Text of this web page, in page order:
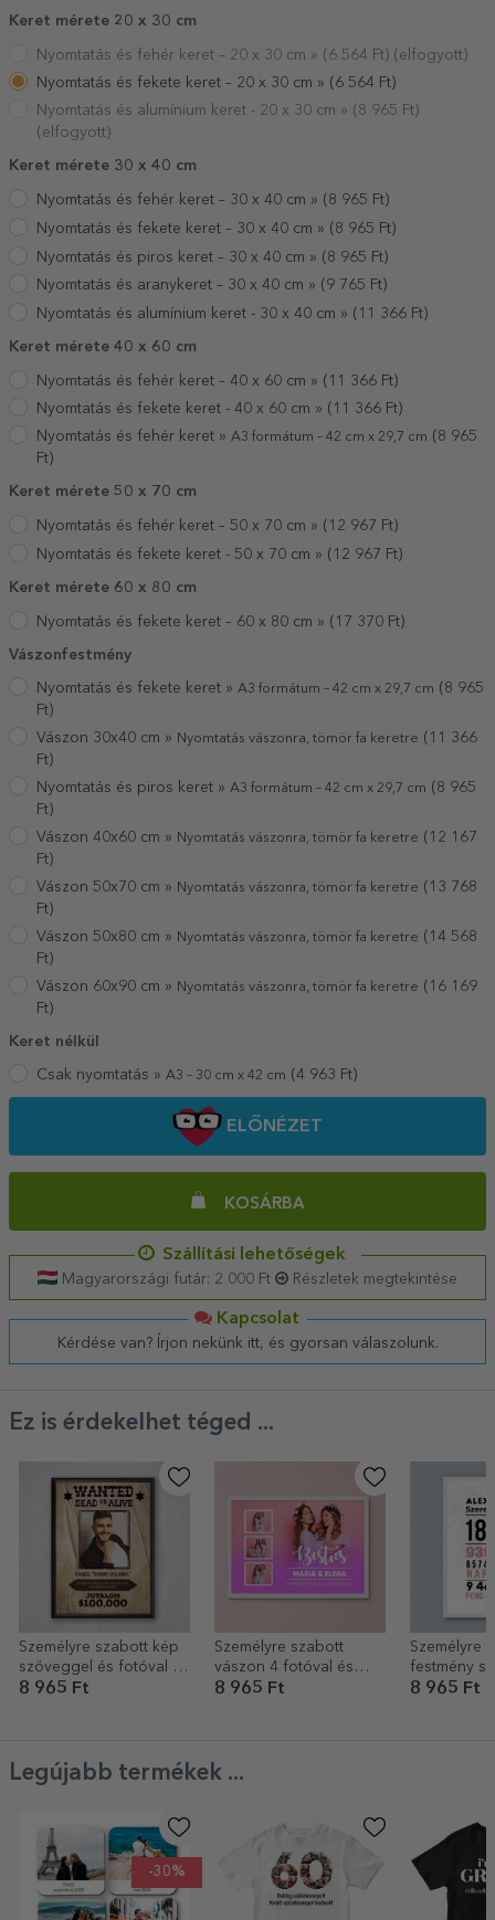
Keret mérete 20 x 30 cm
Nyomtatás és fehér keret – 20 x 30 cm » ( 6 564 Ft) (elfogyott)
Nyomtatás és fekete keret – 20 x 30 cm » ( 6 564 Ft)
Nyomtatás és alumínium keret - 20 x 30 cm » ( 8 965 Ft)
(elfogyott)
Keret mérete 30 x 40 cm
Nyomtatás és fehér keret – 30 x 40 cm » ( 8 965 Ft)
Nyomtatás és fekete keret – 30 x 40 cm » (8 965 Ft)
Nyomtatás és piros keret – 30 x 40 cm » (8 965 Ft)
Nyomtatás és aranykeret – 30 x 40 cm » ( 9 765 Ft)
Nyomtatás és alumínium keret - 30 x 40 cm » ( 11 366 Ft)
Keret mérete 40 x 60 cm
Nyomtatás és fehér keret – 40 x 60 cm » ( 11 366 Ft)
Nyomtatás és fekete keret - 40 x 60 cm » ( 11 366 Ft)
Nyomtatás és fehér keret » A3 formátum – 42 cm x 29,7 cm ( 8 965
Ft)
Keret mérete 50 x 70 cm
Nyomtatás és fehér keret – 50 x 70 cm » ( 12 967 Ft)
Nyomtatás és fekete keret - 50 x 70 cm » ( 12 967 Ft)
Keret mérete 60 x 80 cm
Nyomtatás és fekete keret – 60 x 80 cm » ( 17 370 Ft)
Vászonfestmény
Nyomtatás és fekete keret » A3 formátum – 42 cm x 29,7 cm (8 965
Ft)
Vászon 30x40 cm » Nyomtatás vászonra, tömör fa keretre ( 11 366
Ft)
Nyomtatás és piros keret » A3 formátum – 42 cm x 29,7 cm (8 965
Ft)
Vászon 40x60 cm » Nyomtatás vászonra, tömör fa keretre ( 12 167
Ft)
Vászon 50x70 cm » Nyomtatás vászonra, tömör fa keretre ( 13 768
Ft)
Vászon 50x80 cm » Nyomtatás vászonra, tömör fa keretre ( 14 568
Ft)
Vászon 60x90 cm » Nyomtatás vászonra, tömör fa keretre ( 16 169
Ft)
Keret nélkül
Csak nyomtatás » A3 – 30 cm x 42 cm (4 963 Ft)
ELŐNÉZET
KOSÁRBA
Szállítási lehetőségek
Magyarországi futár: 2 000 Ft Részletek megtekintése
Kapcsolat
Kérdése van? Írjon nekünk itt, és gyorsan válaszolunk.
Ez is érdekelhet téged ...
Személyre szabott kép
szöveggel és fotóval -
Keresett
8 965 Ft
Személyre szabott
vászon 4 fotóval és
szöveggel - Rózsaszín
8 965 Ft
Személyre
festmény
18 éves
8 965 Ft
Legújabb termékek ...
-30%